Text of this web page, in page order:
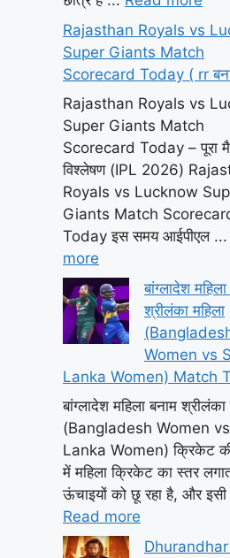
Rajasthan Royals vs
Super Giants Match
Scorecard Today ( rr
Rajasthan Royals vs
Super Giants Match
Scorecard Today – पूरा
विश्लेषण (IPL 2026)
Royals vs Lucknow
Giants Match
Today इस समय आईपीएल ...
more
बांग्लादेश
श्रीलंका महिला
Women vs
Lanka Women) Match
बांग्लादेश महिला बनाम श्रीलंका
(Bangladesh Women
Lanka Women) क्रिकेट
में महिला क्रिकेट का स्तर
ऊंचाइयों को छू रहा है, और
Read more